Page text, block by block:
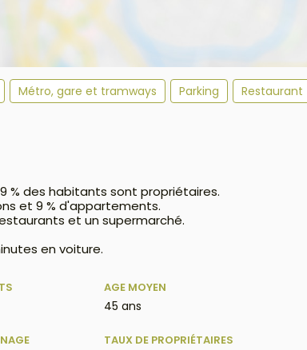
Métro, gare et tramways Parking
Restaurant
% des habitants sont propriétaires.
et 9 % d'appartements.
et un supermarché.
en voiture.
AGE MOYEN
45 ans
TAUX DE PROPRIÉTAIRES